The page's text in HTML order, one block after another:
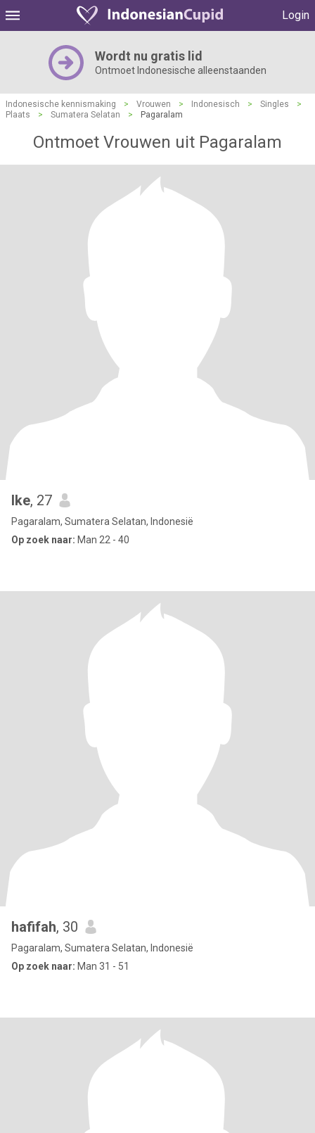
Login
Wordt nu gratis lid
Ontmoet Indonesische alleenstaanden
Indonesische kennismaking > Vrouwen > Indonesisch > Singles
>
Plaats
> Sumatera Selatan > Pagaralam
Ontmoet Vrouwen uit Pagaralam
Ike, 27
Pagaralam, Sumatera Selatan, Indonesië
Op zoek naar: Man 22 - 40
hafifah, 30
Pagaralam, Sumatera Selatan, Indonesië
Op zoek naar: Man 31 - 51